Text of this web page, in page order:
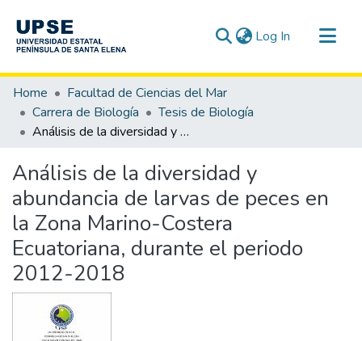
Log In (current)
Communities & Collections
All of DSpace
Statistics
Home
Facultad de Ciencias del Mar
Carrera de Biología
Tesis de Biología
Análisis de la diversidad y abundancia de larvas de peces en la Zona Marino-Costera Ecuatoriana, durante el periodo 2012-2018
Análisis de la diversidad y
abundancia de larvas de peces en
la Zona Marino-Costera
Ecuatoriana, durante el periodo
2012-2018